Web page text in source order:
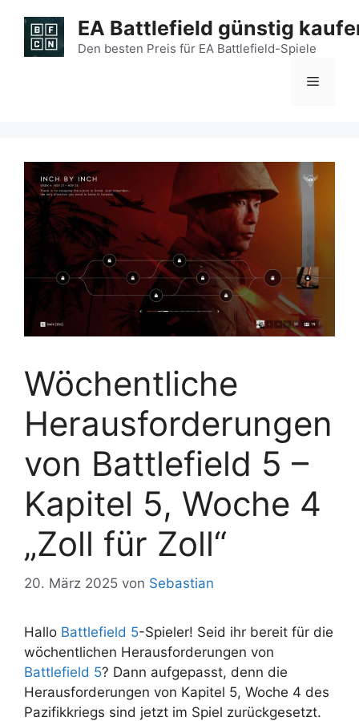
Inhalt
springen
EA Battlefield günstig
Den besten Preis für EA Battlefield-Spiele
Menü
Wöchentliche
Herausforderungen
von Battlefield 5 –
Kapitel 5, Woche 4
„Zoll für Zoll“
20. März 2025 von Sebastian
Hallo Battlefield 5-Spieler! Seid ihr bereit für die
wöchentlichen Herausforderungen von
Battlefield 5? Dann aufgepasst, denn die
Herausforderungen von Kapitel 5, Woche 4 des
Pazifikkriegs sind jetzt im Spiel zurückgesetzt.